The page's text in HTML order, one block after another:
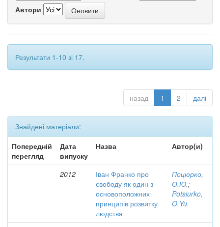
Автори
Результати 1-10 зі 17.
назад 1 2 далі
Знайдені матеріали:
Попередній
перегляд
Дата
випуску
Назва Автор(и)
2012
Іван Франко про
свободу як один з
основоположних
принципів розвитку
людства
Поцюрко,
О.Ю.;
Potsiurko,
O.Yu.